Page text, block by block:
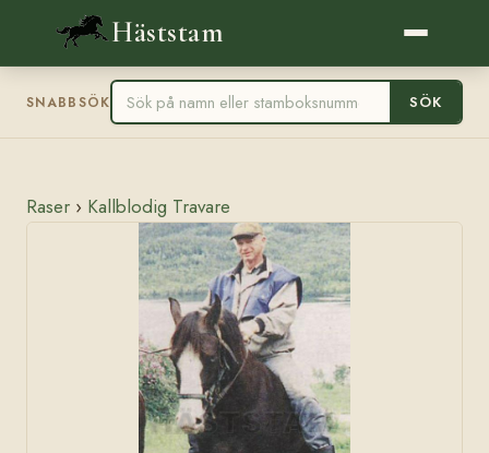
Häststam
SNABBSÖK SÖK
Raser › Kallblodig Travare